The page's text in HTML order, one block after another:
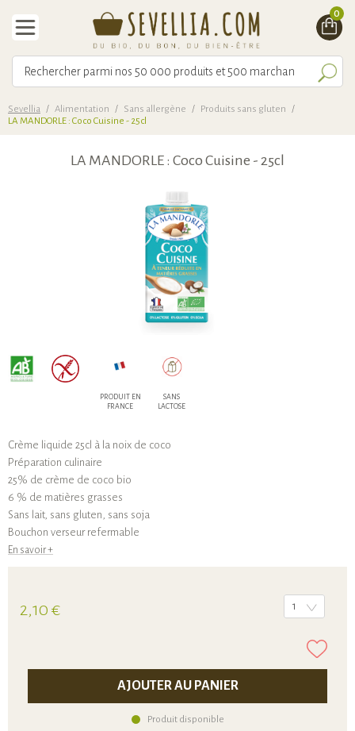
0
Sevellia / Alimentation / Sans allergène / Produits sans gluten
/
LA MANDORLE : Coco Cuisine - 25cl
LA MANDORLE : Coco Cuisine - 25cl
PRODUIT EN
FRANCE
SANS
LACTOSE
Crème liquide 25cl à la noix de coco
Préparation culinaire
25% de crème de coco bio
6 % de matières grasses
Sans lait, sans gluten, sans soja
Bouchon verseur refermable
En savoir +
2,10 € 1
AJOUTER AU PANIER
Produit disponible